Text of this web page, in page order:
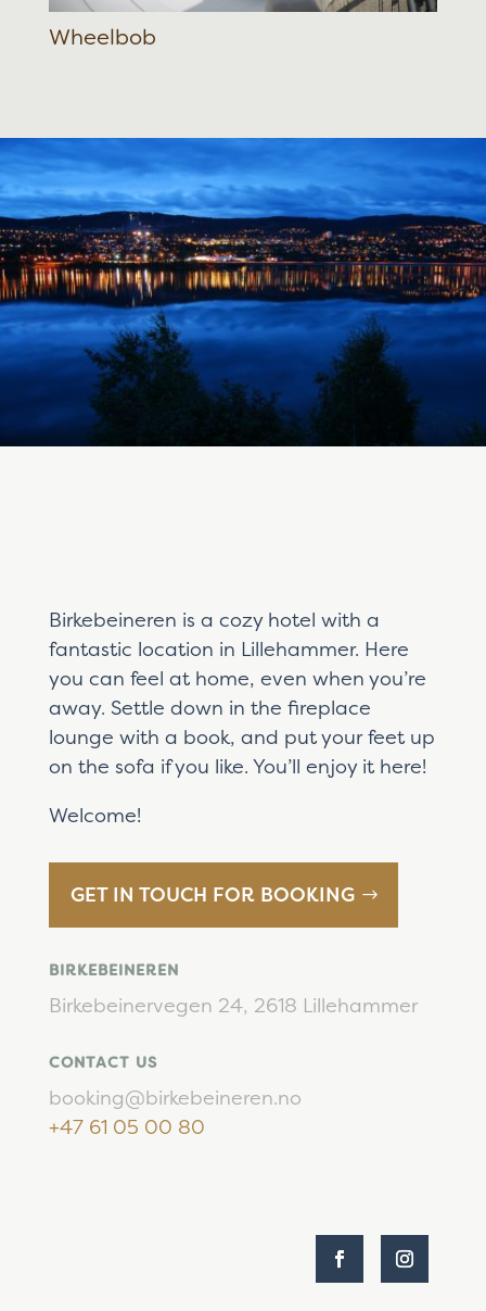
Wheelbob
Birkebeineren is a cozy hotel with a
fantastic location in Lillehammer. Here
you can feel at home, even when you’re
away. Settle down in the fireplace
lounge with a book, and put your feet up
on the sofa if you like. You’ll enjoy it here!
Welcome!
GET IN TOUCH FOR BOOKING
BIRKEBEINEREN
Birkebeinervegen 24, 2618 Lillehammer
CONTACT US
booking@birkebeineren.no
+47 61 05 00 80